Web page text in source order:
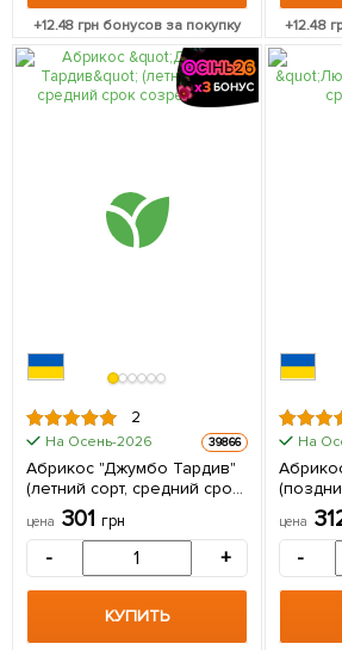
+12.48 грн бонусов за покупку +12.48
2
На Осень-2026 39866
Абрикос "Джумбо Тардив"
(летний сорт, средний срок
созревания) 1 саженец в
упаковке
цена 301 грн
- +
КУПИТЬ
На
цена
-